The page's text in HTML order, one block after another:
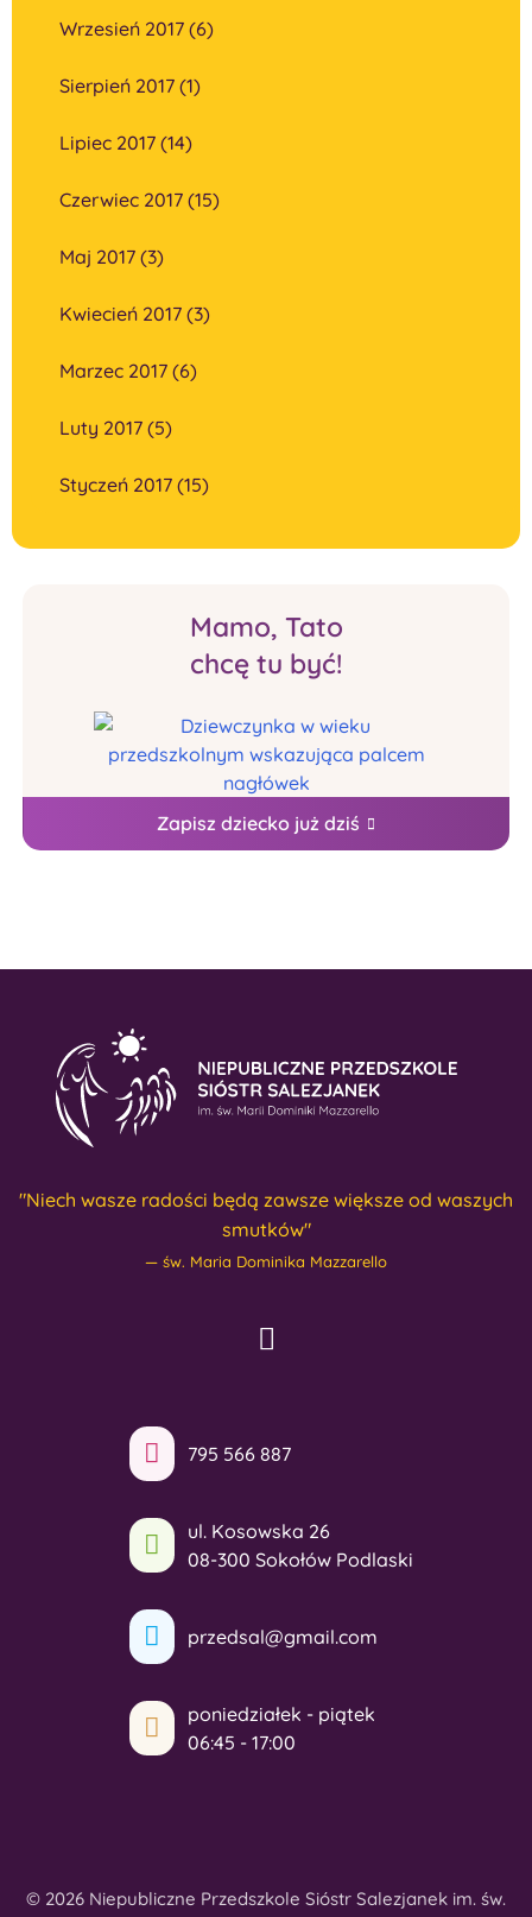
Wrzesień 2017 (6)
Sierpień 2017 (1)
Lipiec 2017 (14)
Czerwiec 2017 (15)
Maj 2017 (3)
Kwiecień 2017 (3)
Marzec 2017 (6)
Luty 2017 (5)
Styczeń 2017 (15)
Mamo, Tato
chcę tu być!
Zapisz dziecko już dziś
"Niech wasze radości będą zawsze większe od waszych
smutków"
św. Maria Dominika Mazzarello
795 566 887
ul. Kosowska 26
08-300 Sokołów Podlaski
przedsal@gmail.com
poniedziałek - piątek
06:45 - 17:00
© 2026 Niepubliczne Przedszkole Sióstr Salezjanek im. św.